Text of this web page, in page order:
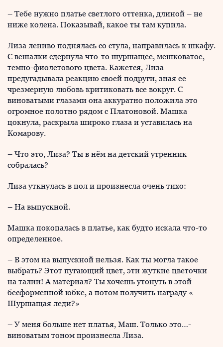
– Тебе нужно платье светлого оттенка, длиной – не
ниже колена. Показывай, какое ты там купила.
Лиза лениво поднялась со стула, направилась к шкафу.
С вешалки сдернула что-то шуршащее, мешковатое,
темно-фиолетового цвета. Кажется, Лиза
предугадывала реакцию своей подруги, зная ее
чрезмерную любовь критиковать все вокруг. С
виноватыми глазами она аккуратно положила это
огромное полотно рядом с Платоновой. Машка
цокнула, раскрыла широко глаза и уставилась на
Комарову.
– Что это, Лиза? Ты в нём на детский утренник
собралась?
Лиза уткнулась в пол и произнесла очень тихо:
– На выпускной.
Машка покопалась в платье, как будто искала что-то
определенное.
– В этом на выпускной нельзя. Как ты могла такое
выбрать? Этот пугающий цвет, эти жуткие цветочки
на талии! А материал? Ты хочешь утонуть в этой
бесформенной юбке, а потом получить награду «
Шуршащая леди?»
– У меня больше нет платья, Маш. Только это…-
виноватым тоном произнесла Лиза.